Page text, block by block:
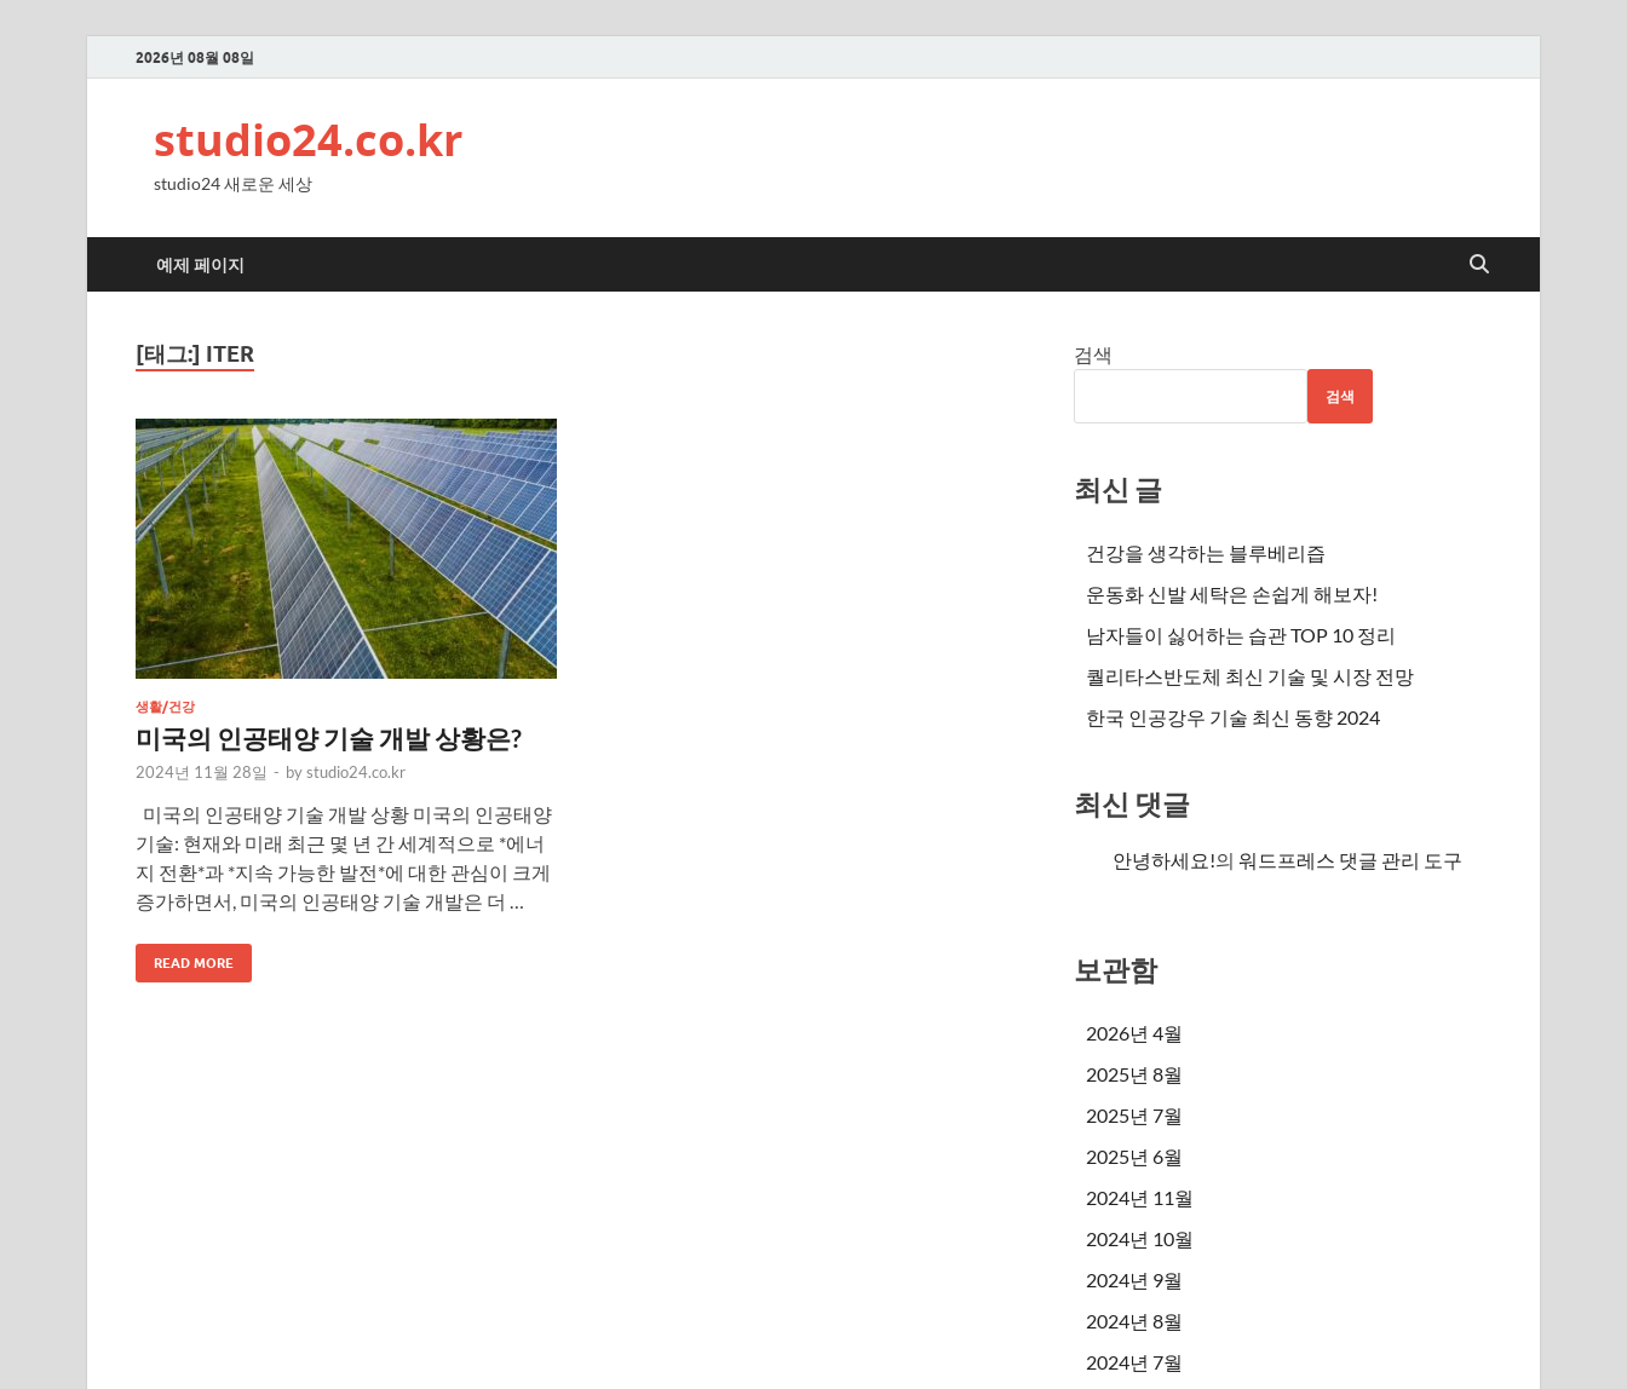
2026년 08월 08일
studio24.co.kr
studio24 새로운 세상
예제 페이지
[태그:] ITER
생활/건강
미국의 인공태양 기술 개발 상황은?
2024년 11월 28일 - bystudio24.co.kr
미국의 인공태양 기술 개발 상황 미국의 인공태양
기술: 현재와 미래 최근 몇 년 간 세계적으로 *에너
지 전환*과 *지속 가능한 발전*에 대한 관심이 크게
증가하면서, 미국의 인공태양 기술 개발은 더 …
READ MORE
검색
검색
최신 글
건강을 생각하는 블루베리즙
운동화 신발 세탁은 손쉽게 해보자!
남자들이 싫어하는 습관 TOP 10 정리
퀄리타스반도체 최신 기술 및 시장 전망
한국 인공강우 기술 최신 동향 2024
최신 댓글
안녕하세요!의워드프레스 댓글 관리 도구
보관함
2026년 4월
2025년 8월
2025년 7월
2025년 6월
2024년 11월
2024년 10월
2024년 9월
2024년 8월
2024년 7월